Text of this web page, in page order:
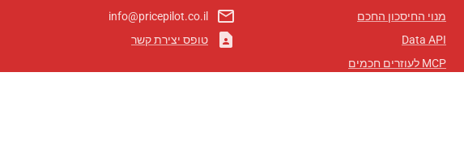
מנוי החיסכון החכם
Data API
MCP לעוזרים חכמים
mail_outline
info@pricepilot.co.il
contact_page טופס יצירת קשר